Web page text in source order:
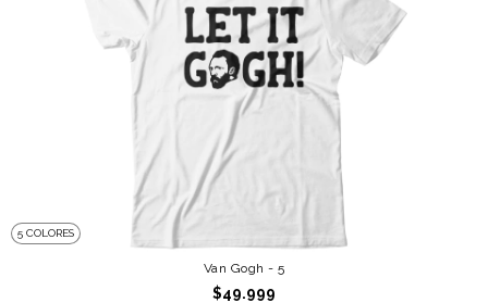
5 COLORES
Van Gogh - 5
$49.999